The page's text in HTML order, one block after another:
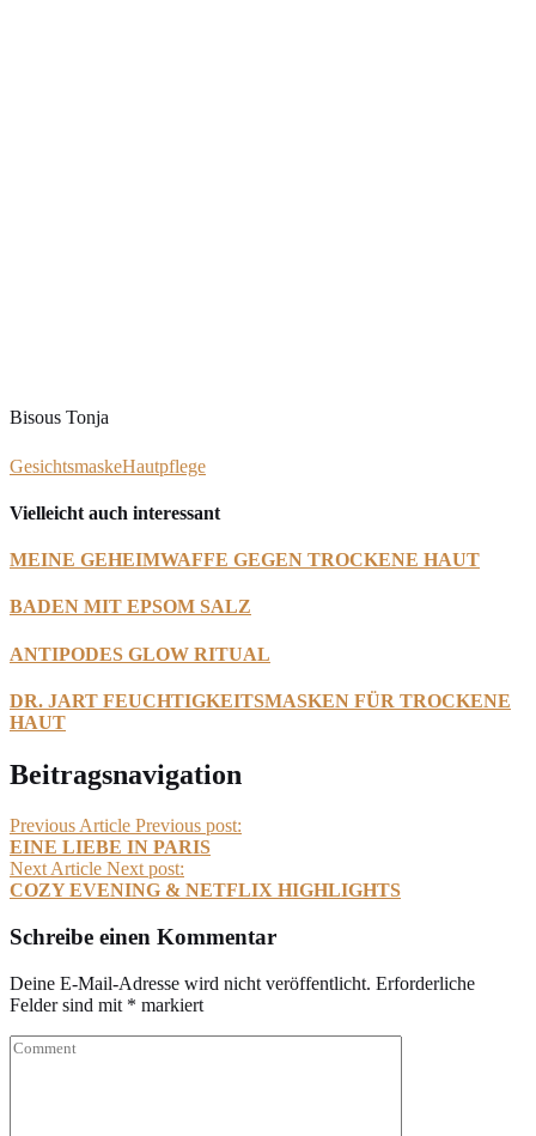
Bisous Tonja
GesichtsmaskeHautpflege
Vielleicht auch interessant
MEINE GEHEIMWAFFE GEGEN TROCKENE HAUT
BADEN MIT EPSOM SALZ
ANTIPODES GLOW RITUAL
DR. JART FEUCHTIGKEITSMASKEN FÜR TROCKENE
HAUT
Beitragsnavigation
Previous Article Previous post:
EINE LIEBE IN PARIS
Next Article Next post:
COZY EVENING & NETFLIX HIGHLIGHTS
Schreibe einen Kommentar
Deine E-Mail-Adresse wird nicht veröffentlicht. Erforderliche
Felder sind mit * markiert